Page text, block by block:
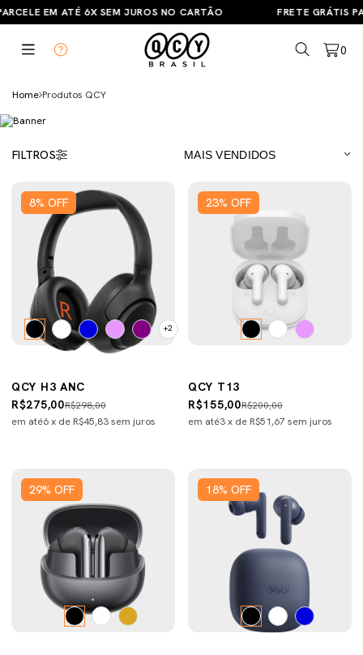
EM ATÉ 6X SEM JUROS NO CARTÃO FRETE GRÁTIS
0
Home Produtos QCY
FILTROS
8% OFF
+2
QCY H3 ANC
R$298,00
R$275,00
em até6x de R$45,83sem juros
23% OFF
QCY T13
R$200,00
R$155,00
em até3x de R$51,67 sem juros
29% OFF 18% OFF